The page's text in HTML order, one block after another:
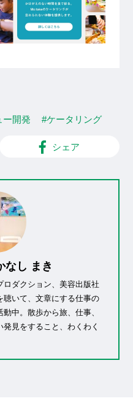
ー開発 #ケータリング
シェア
なし まき
ダクション、美容出版社
聴いて、文章にする仕事の
中。散歩から旅、仕事、
見をすること、わくわく